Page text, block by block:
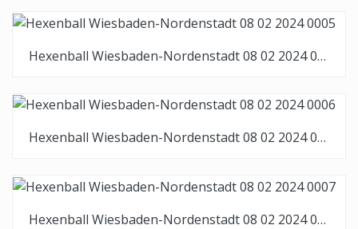
Hexenball Wiesbaden-Nordenstadt 08 02 2024 0005
Hexenball Wiesbaden-Nordenstadt 08 02 2024 0006
Hexenball Wiesbaden-Nordenstadt 08 02 2024 0007